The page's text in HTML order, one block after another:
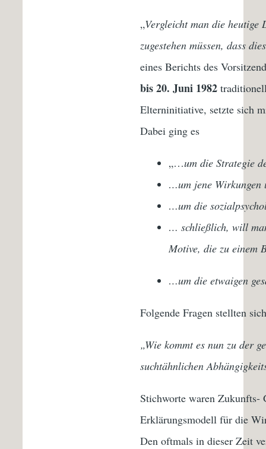
„Vergleicht man die heutige
zugestehen müssen, dass
eines Berichts des
bis 20. Juni 1982
Elterninitiative, setzte sich
Dabei ging es
„…um die Strategie
…um jene Wirkungen
…um die
… schließlich, will
Motive, die zu einem
…um die etwaigen
Folgende Fragen stellten
„Wie kommt es nun zu der
suchtähnlichen
Stichworte waren Zukunfts-
Erklärungsmodell für die
Den oftmals in dieser Zeit